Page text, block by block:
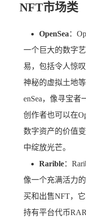
NFT市场类
OpenSea ：
一个巨大的数字
易，包括令人惊
神秘的虚拟土地
enSea，像寻宝者
创作者也可以在
数字资产的价值
中绽放光芒。
Rarible：
像一个充满活力
买和出售NFT，
持有平台代币